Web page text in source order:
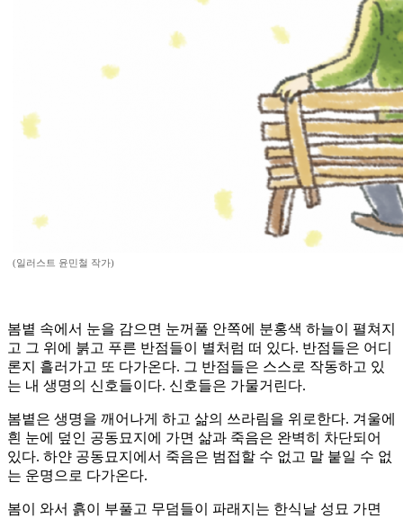
(일러스트 윤민철 작가)
봄볕 속에서 눈을 감으면 눈꺼풀 안쪽에 분홍색 하늘이 펼쳐지
고 그 위에 붉고 푸른 반점들이 별처럼 떠 있다. 반점들은 어디
론지 흘러가고 또 다가온다. 그 반점들은 스스로 작동하고 있
는 내 생명의 신호들이다. 신호들은 가물거린다.
봄볕은 생명을 깨어나게 하고 삶의 쓰라림을 위로한다. 겨울에
흰 눈에 덮인 공동묘지에 가면 삶과 죽음은 완벽히 차단되어
있다. 하얀 공동묘지에서 죽음은 범접할 수 없고 말 붙일 수 없
는 운명으로 다가온다.
봄이 와서 흙이 부풀고 무덤들이 파래지는 한식날 성묘 가면